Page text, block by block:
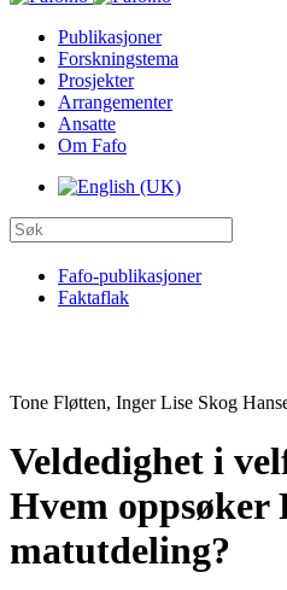
Publikasjoner
Forskningstema
Prosjekter
Arrangementer
Ansatte
Om Fafo
Fafo-publikasjoner
Faktaflak
Tone Fløtten, Inger Lise Skog
Veldedighet i
Hvem oppsøker
matutdeling?